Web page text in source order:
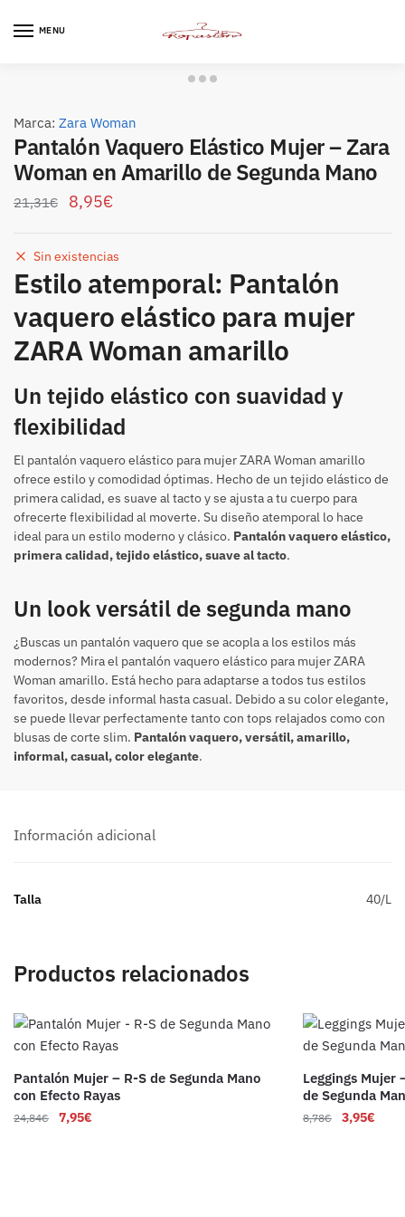
MENU
Marca: Zara Woman
Pantalón Vaquero Elástico Mujer – Zara
Woman en Amarillo de Segunda Mano
21,31€ 8,95€
Sin existencias
Estilo atemporal: Pantalón
vaquero elástico para mujer
ZARA Woman amarillo
Un tejido elástico con suavidad y
flexibilidad
El pantalón vaquero elástico para mujer ZARA Woman amarillo
ofrece estilo y comodidad óptimas. Hecho de un tejido elástico de
primera calidad, es suave al tacto y se ajusta a tu cuerpo para
ofrecerte flexibilidad al moverte. Su diseño atemporal lo hace
ideal para un estilo moderno y clásico. Pantalón vaquero elástico,
primera calidad, tejido elástico, suave al tacto.
Un look versátil de segunda mano
¿Buscas un pantalón vaquero que se acopla a los estilos más
modernos? Mira el pantalón vaquero elástico para mujer ZARA
Woman amarillo. Está hecho para adaptarse a todos tus estilos
favoritos, desde informal hasta casual. Debido a su color elegante,
se puede llevar perfectamente tanto con tops relajados como con
blusas de corte slim. Pantalón vaquero, versátil, amarillo,
informal, casual, color elegante.
Información adicional
Talla 40/L
Productos relacionados
Pantalón Mujer – R-S de Segunda Mano
con Efecto Rayas
24,84€ 7,95€
Leggings Mujer
de Segunda
8,78€ 3,95€